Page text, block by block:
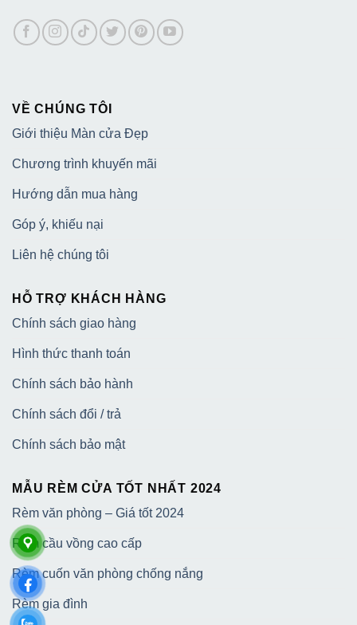
VỀ CHÚNG TÔI
Giới thiệu Màn cửa Đẹp
Chương trình khuyến mãi
Hướng dẫn mua hàng
Góp ý, khiếu nại
Liên hệ chúng tôi
HỖ TRỢ KHÁCH HÀNG
Chính sách giao hàng
Hình thức thanh toán
Chính sách bảo hành
Chính sách đổi / trả
Chính sách bảo mật
MẪU RÈM CỬA TỐT NHẤT 2024
Rèm văn phòng – Giá tốt 2024
Rèm cầu vồng cao cấp
Rèm cuốn văn phòng chống nắng
Rèm gia đình